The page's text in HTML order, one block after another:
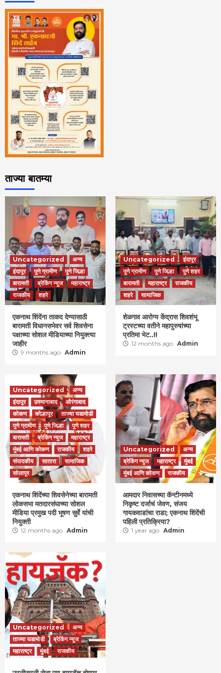
ताज्या बातम्या
Uncategorized
अन्य
इंदापूर
पुणे ग्रामीण
पुणे जिल्हा
बारामती
ब्रेकिंग न्युज
महाराष्ट्र
राजकीय
शहरे
एकनाथ शिंदेंना ताकद देण्यासाठी
बारामती विधानसभेवर सर्व शिवसेना
पक्षाच्या सोशल मीडियाच्या नियुक्त्या
जाहीर
9 months ago Admin
Uncategorized
इंदापूर
पुणे ग्रामीण
पुणे जिल्हा
पुणे शहर
बारामती
महाराष्ट्र
राजकीय
शहरे
सामाजिक
शेळगाव आरोग्य केंद्रास शिवशंभू
ट्रस्टच्या वतीने महापुरुषांच्या
प्रतिमा भेट..!!
12 months ago Admin
Uncategorized
अन्य
इंदापूर
उस्मानाबाद
औरंगाबाद
कोकण
कोल्हापूर
ताज्या घडामोडी
पुणे ग्रामीण
पुणे जिल्हा
पुणे शहर
बारामती
ब्रेकिंग न्युज
महाराष्ट्र
मुंबई आणि कोकण
राजकीय
शहरे
संपादकीय
सातारा
सामाजिक
सोलापूर
एकनाथ शिंदेंच्या शिवसेनेच्या बारामती
लोकसभा मतदारसंघाच्या सोशल
मीडिया प्रमुख पदी भूषण सुर्वे यांची
नियुक्ती
12 months ago Admin
Uncategorized
अन्य
ब्रेकिंग न्युज
महाराष्ट्र
मुंबई
मुंबई आणि कोकण
राजकीय
आमदार निवासच्या कॅन्टीनमध्ये
निकृष्ट दर्जाचं जेवण, संजय
गायकवाडांचा राडा; एकनाथ शिंदेंची
पहिली प्रतिक्रिया?
1 year ago Admin
Uncategorized
अन्य
ताज्या घडामोडी
ब्रेकिंग न्युज
महाराष्ट्र
मुंबई राजकीय